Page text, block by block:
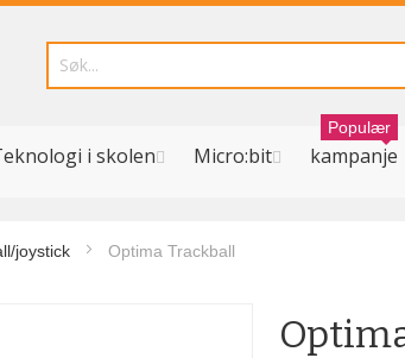
i skolen Micro:bit kampanje
Populær
joystick Optima Trackball